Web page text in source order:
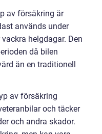
av försäkring är
används under
helgdagar. Den
då bilen
än en traditionell
av försäkring
och täcker
och andra skador.